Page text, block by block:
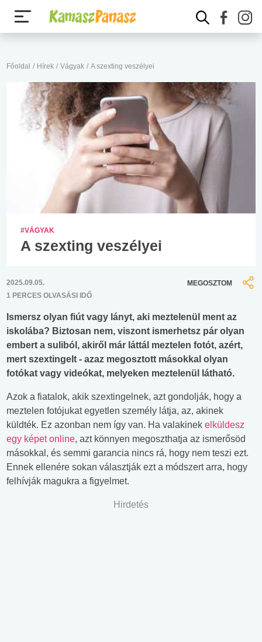
Főoldal / Hírek / Vágyak / A szexting veszélyei
#VÁGYAK
A szexting veszélyei
2025.09.05.
1 PERCES OLVASÁSI IDŐ
MEGOSZTOM
Ismersz olyan fiút vagy lányt, aki meztelenül ment az
iskolába? Biztosan nem, viszont ismerhetsz pár olyan
embert a suliból, akiről már láttál meztelen fotót, azért,
mert szextingelt - azaz megosztott másokkal olyan
fotókat vagy videókat, melyeken meztelenül látható.
Azok a fiatalok, akik szextingelnek, azt gondolják, hogy a
meztelen fotójukat egyetlen személy látja, az, akinek
küldték. Ez azonban nem így van. Ha valakinek elküldesz
egy képet online, azt könnyen megoszthatja az ismerősöd
másokkal, és semmi garancia nincs rá, hogy nem teszi ezt.
Ennek ellenére sokan választják ezt a módszert arra, hogy
felhívják magukra a figyelmet.
Hirdetés